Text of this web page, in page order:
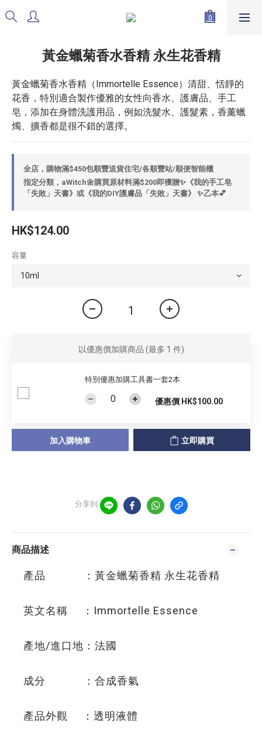
黃金蠟菊香水香精 永生花香精
黃金蠟菊香水香精（Immortelle Essence）清甜、恬靜的
花香，特別適合製作優雅的女性向香水、護膚品、手工
皂，添加在身體洗護用品，例如洗髮水、護髮素，香薰蠟
燭、擴香都是很不錯的選擇。
全店，購物滿$450包順豐送貨住宅/各順豐站/順便智能櫃
指定分類，aWitch🌼購買原材料滿$200即獲贈✨《我的手工皂
「失敗」天書》或《我的DIY護膚品「失敗」天書》 ✨乙本💕
HK$124.00
容量
以優惠價加購商品 (最多 1 件)
特別優惠加購工具書一套2本
優惠價 HK$100.00
加入購物車 立即購買
分享到
商品描述
產品 ：黃金蠟菊香精 永生花香精
英文名稱 ：Immortelle Essence
產地/進口地：法國
成分 ：合成香氣
產品外觀 ：透明液體